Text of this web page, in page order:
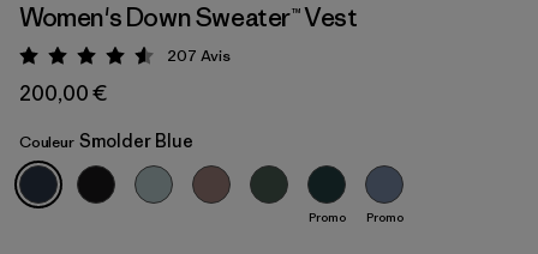
Smolder Blue
Women's Down Sweater™ Vest
Évaluation: 4.6 / 5
207 Avis
200,00 €
Couleur Smolder Blue
Promo Promo